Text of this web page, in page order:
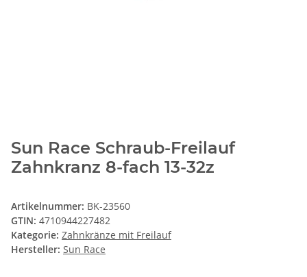
Sun Race Schraub-Freilauf
Zahnkranz 8-fach 13-32z
Artikelnummer: BK-23560
GTIN: 4710944227482
Kategorie: Zahnkränze mit Freilauf
Hersteller: Sun Race